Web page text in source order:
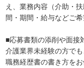
え、業務内容（介助・
間・期間・給与などご
■応募書類の添削や面接
介護業界未経験の方で
職務経歴書の書き方を